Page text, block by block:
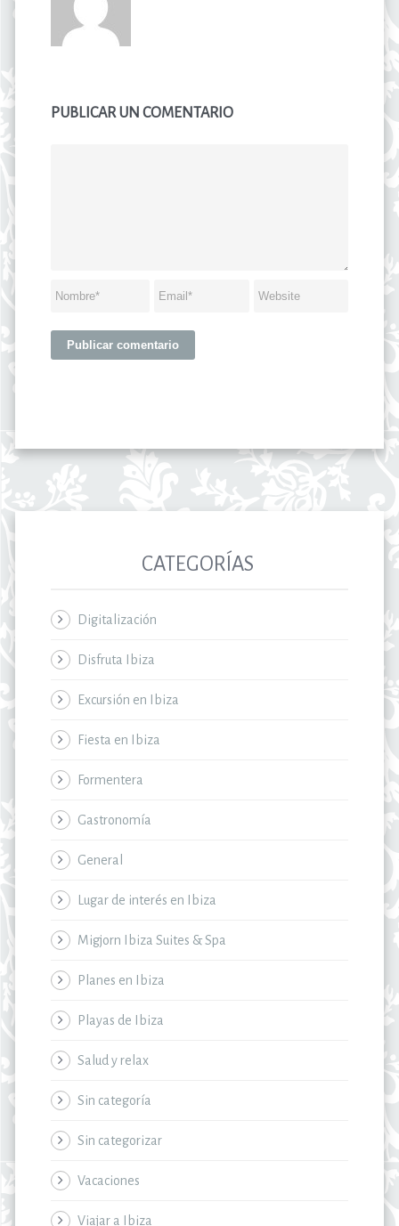
PUBLICAR UN COMENTARIO
CATEGORÍAS
Digitalización
Disfruta Ibiza
Excursión en Ibiza
Fiesta en Ibiza
Formentera
Gastronomía
General
Lugar de interés en Ibiza
Migjorn Ibiza Suites & Spa
Planes en Ibiza
Playas de Ibiza
Salud y relax
Sin categoría
Sin categorizar
Vacaciones
Viajar a Ibiza